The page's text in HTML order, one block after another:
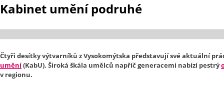
Kabinet umění podruhé
Čtyři desítky výtvarníků z Vysokomýtska představují své aktuální
umění(KabU). Široká škála umělců napříč generacemi nabízí pestrý
v regionu.